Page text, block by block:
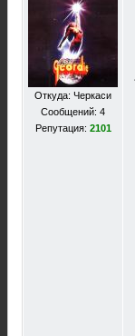
Откуда: Черкаси
Сообщений: 4
Репутация: 2101